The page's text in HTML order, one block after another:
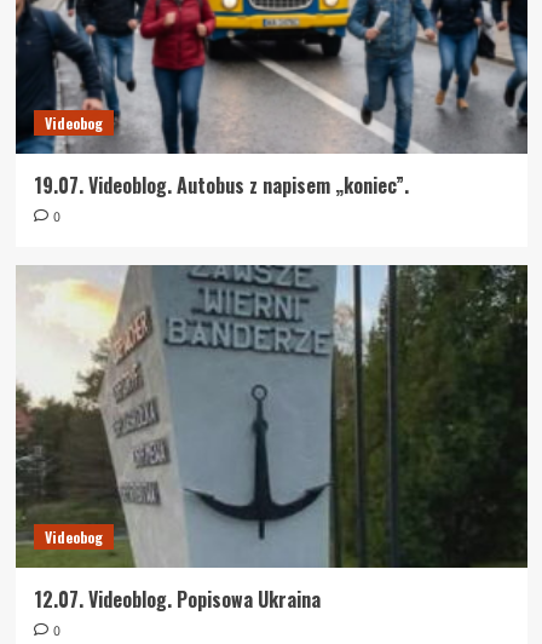
Videobog
19.07. Videoblog. Autobus z napisem „koniec”.
0
Videobog
12.07. Videoblog. Popisowa Ukraina
0